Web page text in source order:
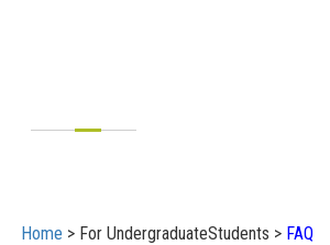
Home > For UndergraduateStudents > FAQ